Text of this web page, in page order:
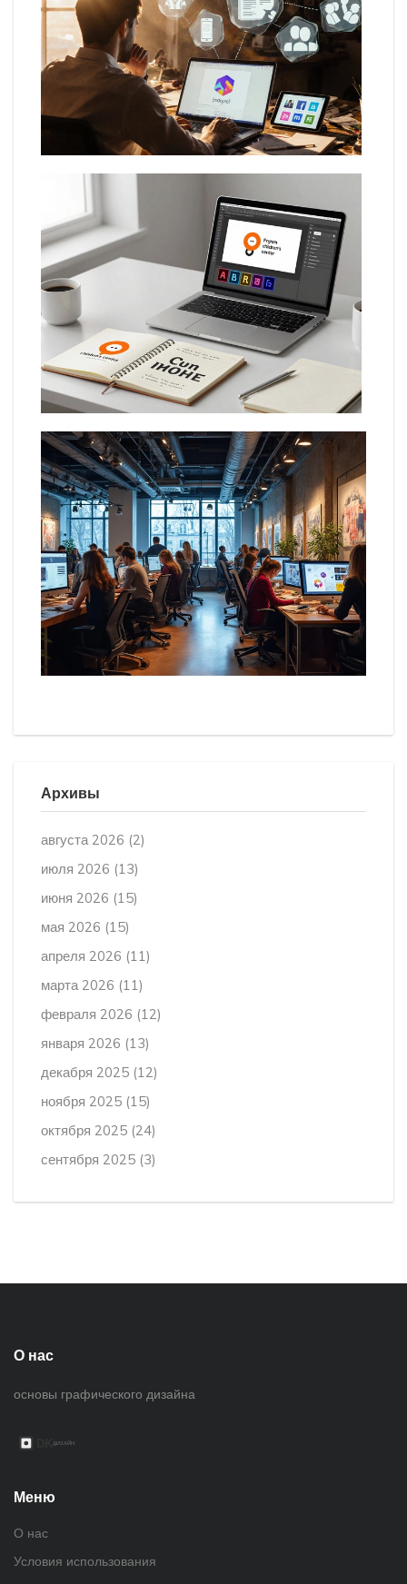
Архивы
августа 2026 (2)
июля 2026 (13)
июня 2026 (15)
мая 2026 (15)
апреля 2026 (11)
марта 2026 (11)
февраля 2026 (12)
января 2026 (13)
декабря 2025 (12)
ноября 2025 (15)
октября 2025 (24)
сентября 2025 (3)
О нас
основы графического дизайна
Меню
О нас
Условия использования